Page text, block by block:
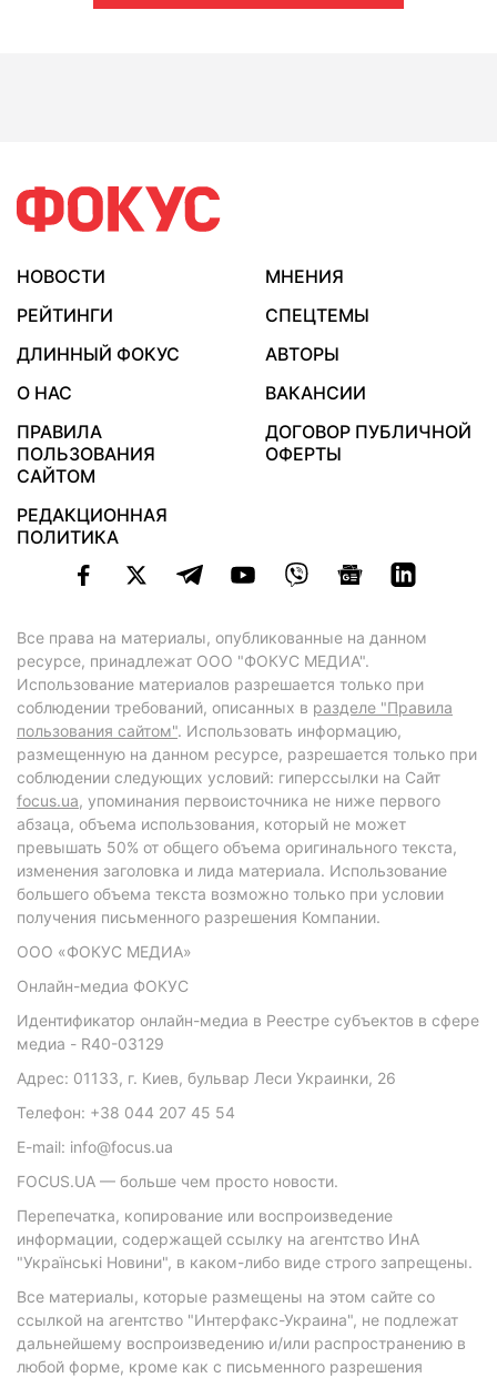
НОВОСТИ
МНЕНИЯ
РЕЙТИНГИ
СПЕЦТЕМЫ
ДЛИННЫЙ ФОКУС
АВТОРЫ
О НАС
ВАКАНСИИ
ПРАВИЛА
ПОЛЬЗОВАНИЯ
САЙТОМ
ДОГОВОР ПУБЛИЧНОЙ
ОФЕРТЫ
РЕДАКЦИОННАЯ
ПОЛИТИКА
Все права на материалы, опубликованные на данном
ресурсе, принадлежат ООО "ФОКУС МЕДИА".
Использование материалов разрешается только при
соблюдении требований, описанных в разделе "Правила
пользования сайтом". Использовать информацию,
размещенную на данном ресурсе, разрешается только при
соблюдении следующих условий: гиперссылки на Сайт
focus.ua, упоминания первоисточника не ниже первого
абзаца, объема использования, который не может
превышать 50% от общего объема оригинального текста,
изменения заголовка и лида материала. Использование
большего объема текста возможно только при условии
получения письменного разрешения Компании.
ООО «ФОКУС МЕДИА»
Онлайн-медиа ФОКУС
Идентификатор онлайн-медиа в Реестре субъектов в сфере
медиа - R40-03129
Адрес: 01133, г. Киев, бульвар Леси Украинки, 26
Телефон: +38 044 207 45 54
E-mail: info@focus.ua
FOCUS.UA — больше чем просто новости.
Перепечатка, копирование или воспроизведение
информации, содержащей ссылку на агентство ИнА
"Українські Новини", в каком-либо виде строго запрещены.
Все материалы, которые размещены на этом сайте со
ссылкой на агентство "Интерфакс-Украина", не подлежат
дальнейшему воспроизведению и/или распространению в
любой форме, кроме как с письменного разрешения